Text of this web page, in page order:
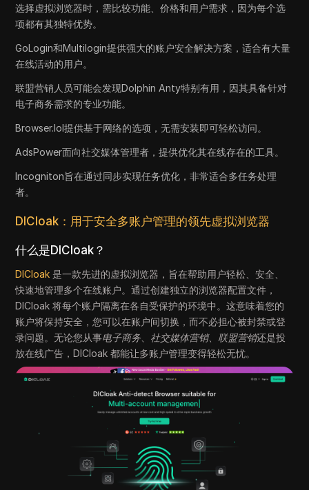
选择虚拟浏览器时，需比较功能、价格和用户需求，因为每个选
项都有其独特优势。
GoLogin和Multilogin提供强大的账户安全解决方案，适合有大量
在线活动的用户。
联盟营销人员可能会发现Dolphin Anty特别有用，因其具备针对
电子商务需求的专业功能。
Browser.lol提供基于网络的选项，无需安装即可轻松访问。
AdsPower面向社交媒体管理者，提供优化其在线存在的工具。
Incogniton旨在通过同步实现任务优化，非常适合多任务处理
者。
DICloak：用于安全多账户管理的领先虚拟浏览器
什么是DICloak？
DICloak 是一款先进的虚拟浏览器，旨在帮助用户轻松、安全、
快速地管理多个在线账户。通过创建独立的浏览器配置文件，
DICloak 将每个账户隔离在各自受保护的环境中。这意味着您的
账户将保持安全，您可以在账户间切换，而不必担心被封禁或登
录问题。无论您从事电子商务、 社交媒体营销、联盟营销还是投
放在线广告，DICloak 都能让多账户管理变得轻松无忧。